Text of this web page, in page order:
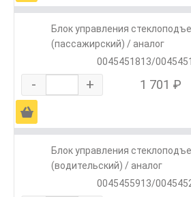
Блок управления
(пассажирский) / аналог
0045451813/
- + 1 701 ₽
Ä
Блок управления
(водительский) / аналог
0045455913/